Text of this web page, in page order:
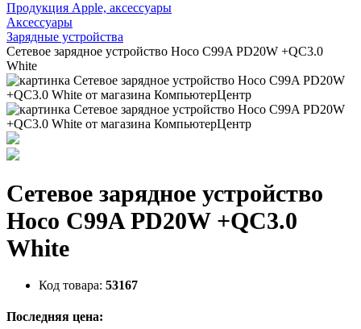
Продукция Apple, аксессуары
Аксессуары
Зарядные устройства
Сетевое зарядное устройство Hoco C99A PD20W +QC3.0
White
Сетевое зарядное устройство
Hoco C99A PD20W +QC3.0
White
Код товара: 53167
Последняя цена: